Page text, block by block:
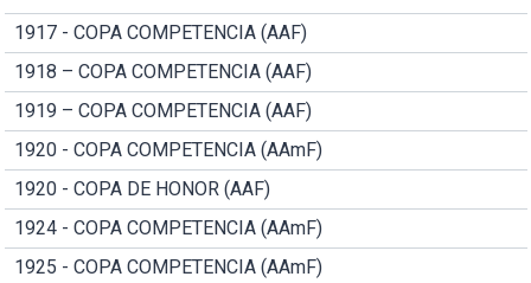
1917 - COPA COMPETENCIA (AAF)
1918 – COPA COMPETENCIA (AAF)
1919 – COPA COMPETENCIA (AAF)
1920 - COPA COMPETENCIA (AAmF)
1920 - COPA DE HONOR (AAF)
1924 - COPA COMPETENCIA (AAmF)
1925 - COPA COMPETENCIA (AAmF)